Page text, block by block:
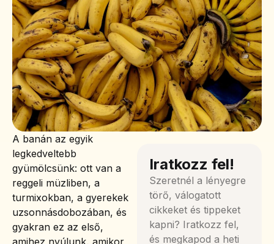
A banán az egyik
legkedveltebb
gyümölcsünk: ott van a
reggeli müzliben, a
turmixokban, a gyerekek
uzsonnásdobozában, és
gyakran ez az első,
Iratkozz fel!
Szeretnél a lényegre
törő, válogatott
cikkeket és tippeket
kapni? Iratkozz fel,
és megkapod a heti